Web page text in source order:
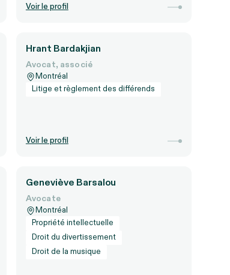
Voir le profil
Hrant Bardakjian
Avocat, associé
Montréal
Litige et règlement des différends
Voir le profil
Geneviève Barsalou
Avocate
Montréal
Propriété intellectuelle
Droit du divertissement
Droit de la musique